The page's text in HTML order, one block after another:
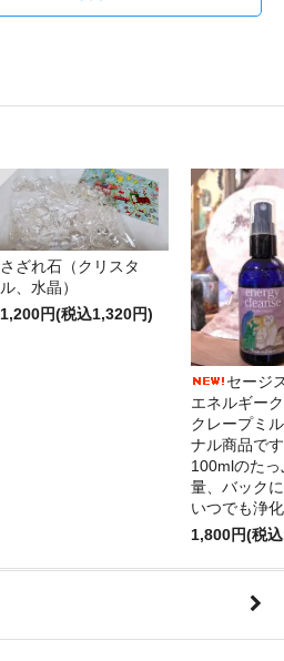
さざれ石（クリスタ
ル、水晶）
1,200円(税込1,320円)
セージ
エネルギー
クレープミ
ナル商品で
100mlのた
量、バック
いつでも浄
1,800円(税